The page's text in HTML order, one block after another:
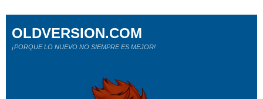
OLDVERSION.COM
¡PORQUE LO NUEVO NO SIEMPRE ES MEJOR!